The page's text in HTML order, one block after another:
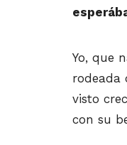
Yo, que
rodeada
visto
con su